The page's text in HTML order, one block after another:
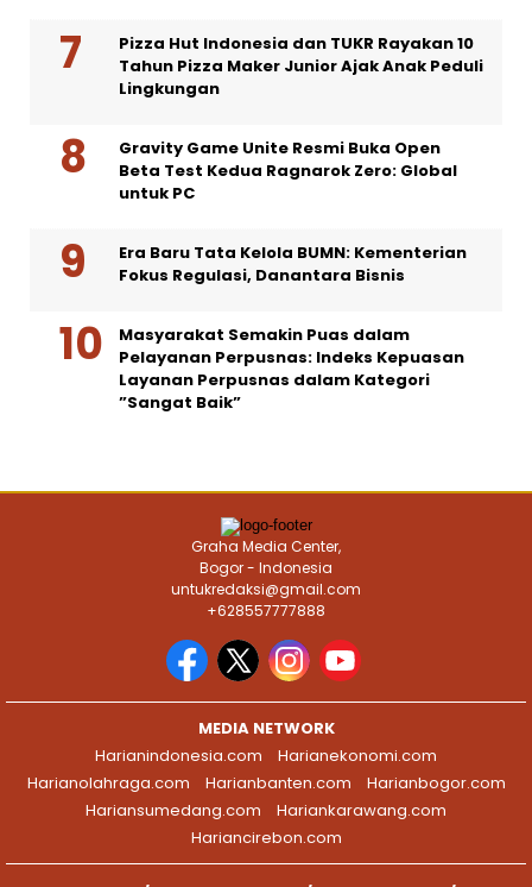
Pizza Hut Indonesia dan TUKR Rayakan 10
Tahun Pizza Maker Junior Ajak Anak Peduli
Lingkungan
Gravity Game Unite Resmi Buka Open
Beta Test Kedua Ragnarok Zero: Global
untuk PC
Era Baru Tata Kelola BUMN: Kementerian
Fokus Regulasi, Danantara Bisnis
Masyarakat Semakin Puas dalam
Pelayanan Perpusnas: Indeks Kepuasan
Layanan Perpusnas dalam Kategori
”Sangat Baik”
Graha Media Center,
Bogor - Indonesia
untukredaksi@gmail.com
+628557777888
MEDIA NETWORK
Harianindonesia.com
Harianekonomi.com
Harianolahraga.com
Harianbanten.com
Harianbogor.com
Hariansumedang.com
Hariankarawang.com
Hariancirebon.com